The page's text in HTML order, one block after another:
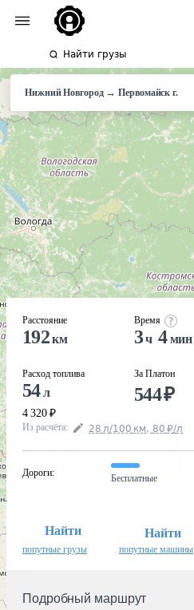
Найти грузы
Нижний Новгород→Первомайск г.
Расстояние
192км
Расход топлива
54л
4 320 ₽
Время
3ч 4мин
За Платон
544₽
Из расчёта: 28 л/100 км, 80 ₽/л
Дороги:
Бесплатные
Найти
попутные грузы
Найти
попутные машины
Подробный маршрут